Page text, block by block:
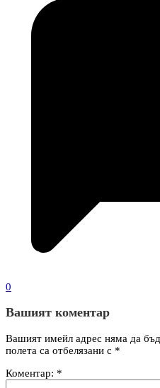
0
Вашият коментар
Вашият имейл адрес няма да
полета са отбелязани с *
Коментар: *